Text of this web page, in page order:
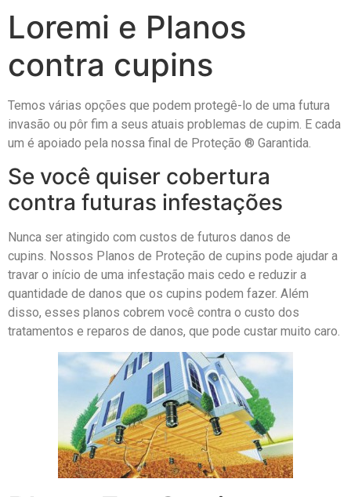
Loremi e Planos
contra cupins
Temos várias opções que podem protegê-lo de uma futura
invasão ou pôr fim a seus atuais problemas de cupim. E cada
um é apoiado pela nossa final de Proteção ® Garantida.
Se você quiser cobertura
contra futuras infestações
Nunca ser atingido com custos de futuros danos de
cupins. Nossos Planos de Proteção de cupins pode ajudar a
travar o início de uma infestação mais cedo e reduzir a
quantidade de danos que os cupins podem fazer. Além
disso, esses planos cobrem você contra o custo dos
tratamentos e reparos de danos, que pode custar muito caro.